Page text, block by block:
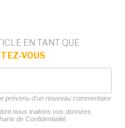
EN TANT QUE
VOUS
prévenu d'un nouveau commentaire
nous traitons vos données
de Confidentialité.